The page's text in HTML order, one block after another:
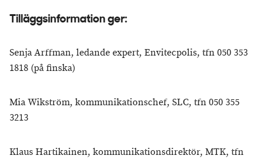
Tilläggsinformation ger:
Senja Arffman, ledande expert, Envitecpolis, tfn 050 353
1818 (på finska)
Mia Wikström, kommunikationschef, SLC, tfn 050 355
3213
Klaus Hartikainen, kommunikationsdirektör, MTK, tfn